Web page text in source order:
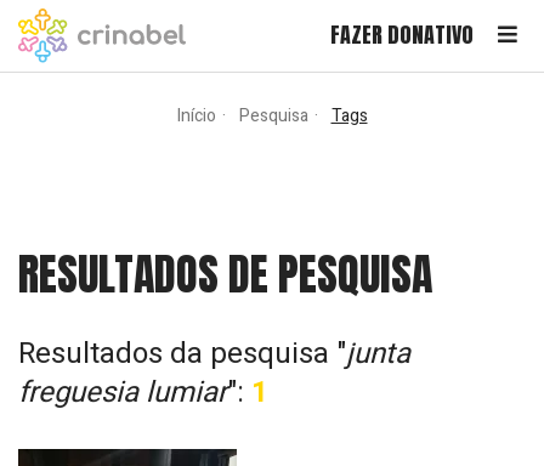
FAZER DONATIVO
Início Pesquisa Tags
RESULTADOS DE PESQUISA
Resultados da pesquisa "junta
freguesia lumiar": 1